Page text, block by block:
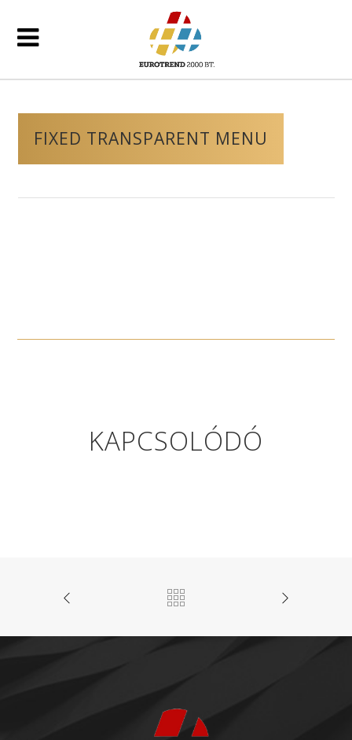
FIXED TRANSPARENT MENU
KAPCSOLÓDÓ